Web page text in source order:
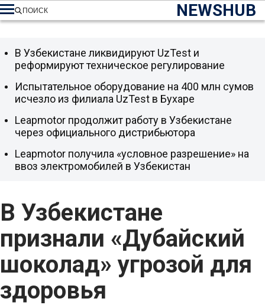
NEWSHUB
ПОИСК
В Узбекистане
признали «Дубайский
шоколад» угрозой для
здоровья
В Узбекистане ликвидируют UzTest и
реформируют техническое регулирование
Испытательное оборудование на 400 млн сумов
исчезло из филиала UzTest в Бухаре
Leapmotor продолжит работу в Узбекистане
через официального дистрибьютора
Leapmotor получила «условное разрешение» на
ввоз электромобилей в Узбекистан